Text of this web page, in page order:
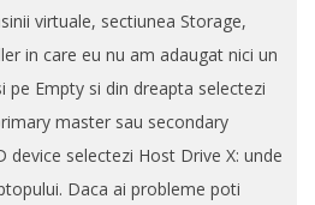
virtuale, sectiunea Storage,
in care eu nu am adaugat nici un
pe Empty si din dreapta selectezi
master sau secondary
device selectezi Host Drive X: unde
Daca ai probleme poti